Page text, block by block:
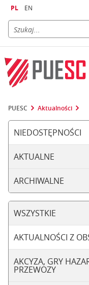
PL EN
PUESC Aktualności
NIEDOSTĘPNOŚCI
AKTUALNE
ARCHIWALNE
WSZYSTKIE
AKTUALNOŚCI Z
AKCYZA, GRY
PRZEWOZY